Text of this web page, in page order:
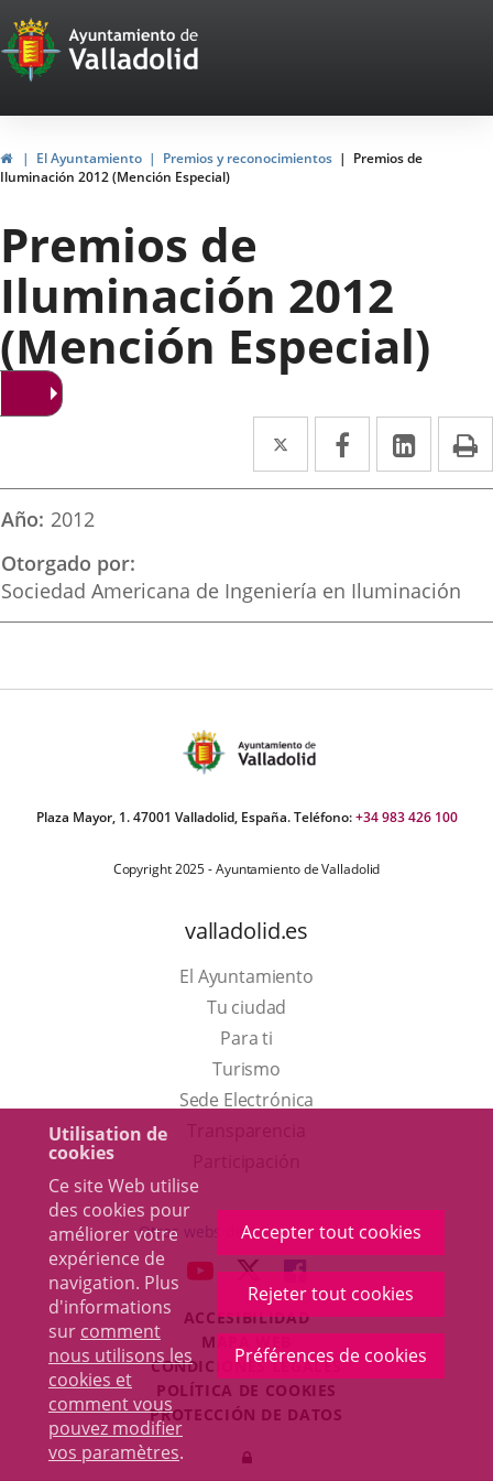
Utilisation de
cookies
Ce site Web utilise
des cookies pour
améliorer votre
expérience de
navigation. Plus
d'informations
sur comment
nous utilisons les
cookies et
comment vous
pouvez modifier
vos paramètres.
Accepter tout cookies
Rejeter tout cookies
Préférences de cookies
Portal
Web
del
Ayuntamiento
de
Valladolid
InicioEl Ayuntamiento Premios y reconocimientos
Premios de
Iluminación 2012 (Mención Especial)
Premios de
Iluminación 2012
(Mención Especial)
Twitter
Enlace
a
externa.
Facebook
Enlace
a
externa.
Enlace
a
Año 2012
Otorgado por
Sociedad Americana de Ingeniería en Iluminación
Plaza Mayor, 1. 47001 Valladolid, España. Teléfono:+34 983 426 100
Copyright 2025 - Ayuntamiento de Valladolid
valladolid.es
El Ayuntamiento
Tu ciudad
Para ti
TurismoEste
enlace
una
ventana
nueva.
Sede Electrónica
externa.
Otras webs del ayuntamiento
ENLACE
UNA
APLICACIÓN
EXTERNA.
ENLACE
A
UNA
APLICACIÓN
EXTERNA.
ENLACE
A
UNA
APLICACIÓN
EXTERNA.
ACCESIBILIDAD
MAPA WEB
CONDICIONES LEGALES
POLÍTICA DE COOKIES
PROTECCIÓN DE DATOS
Iniciar